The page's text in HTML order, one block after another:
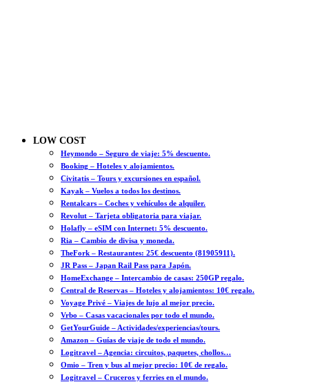
LOW COST
Heymondo – Seguro de viaje: 5% descuento.
Booking – Hoteles y alojamientos.
Civitatis – Tours y excursiones en español.
Kayak – Vuelos a todos los destinos.
Rentalcars – Coches y vehículos de alquiler.
Revolut – Tarjeta obligatoria para viajar.
Holafly – eSIM con Internet: 5% descuento.
Ria – Cambio de divisa y moneda.
TheFork – Restaurantes: 25€ descuento (81905911).
JR Pass – Japan Rail Pass para Japón.
HomeExchange – Intercambio de casas: 250GP regalo.
Central de Reservas – Hoteles y alojamientos: 10€ regalo.
Voyage Privé – Viajes de lujo al mejor precio.
Vrbo – Casas vacacionales por todo el mundo.
GetYourGuide – Actividades/experiencias/tours.
Amazon – Guías de viaje de todo el mundo.
Logitravel – Agencia: circuitos, paquetes, chollos…
Omio – Tren y bus al mejor precio: 10€ de regalo.
Logitravel – Cruceros y ferries en el mundo.